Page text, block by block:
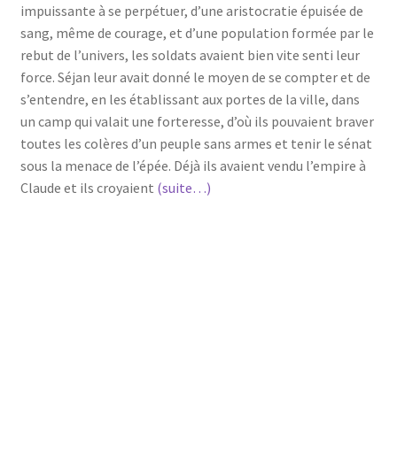
impuissante à se perpétuer, d’une aristocratie épuisée de
sang, même de courage, et d’une population formée par le
rebut de l’univers, les soldats avaient bien vite senti leur
force. Séjan leur avait donné le moyen de se compter et de
s’entendre, en les établissant aux portes de la ville, dans
un camp qui valait une forteresse, d’où ils pouvaient braver
toutes les colères d’un peuple sans armes et tenir le sénat
sous la menace de l’épée. Déjà ils avaient vendu l’empire à
Claude et ils croyaient (suite…)